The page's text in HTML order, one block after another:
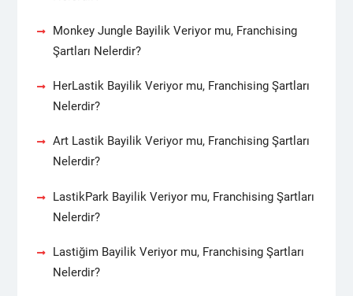
Monkey Jungle Bayilik Veriyor mu, Franchising
Şartları Nelerdir?
HerLastik Bayilik Veriyor mu, Franchising Şartları
Nelerdir?
Art Lastik Bayilik Veriyor mu, Franchising Şartları
Nelerdir?
LastikPark Bayilik Veriyor mu, Franchising Şartları
Nelerdir?
Lastiğim Bayilik Veriyor mu, Franchising Şartları
Nelerdir?